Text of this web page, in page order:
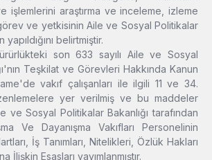
işlemlerini araştırma ve inceleme, izleme
ve yetkisinin Aile ve Sosyal Politikalar
yapıldığını belirtmiştir.
son 633 sayılı Aile ve Sosyal
Teşkilat ve Görevleri Hakkında Kanun
vakıf çalışanları ile ilgili 11 ve 34.
yer verilmiş ve bu maddeler
ve Sosyal Politikalar Bakanlığı tarafından
Ve Dayanışma Vakıfları Personelinin
İş Tanımları, Nitelikleri, Özlük Hakları
İlişkin Esasları yayımlanmıştır.